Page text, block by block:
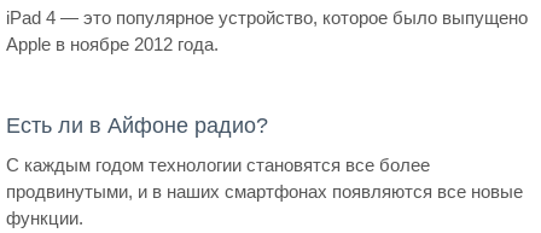
iPad 4 — это популярное устройство, которое было выпущено
Apple в ноябре 2012 года.
Есть ли в Айфоне радио?
С каждым годом технологии становятся все более
продвинутыми, и в наших смартфонах появляются все новые
функции.